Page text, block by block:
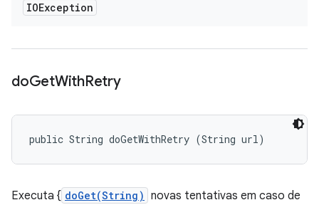
IOException
doGetWithRetry
public String doGetWithRetry (String url)
Executa { doGet(String) novas tentativas em caso de